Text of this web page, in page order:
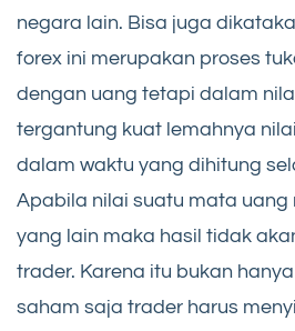
negara lain. Bisa juga
forex ini merupakan proses
dengan uang tetapi dalam
tergantung kuat lemahnya
dalam waktu yang dihitung
Apabila nilai suatu mata
yang lain maka hasil tidak
trader. Karena itu bukan
saham saja trader harus